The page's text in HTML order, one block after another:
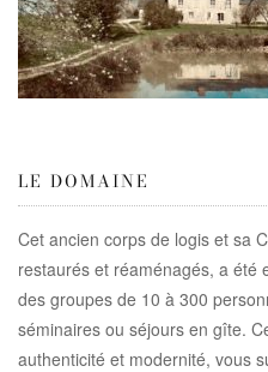
LE DOMAINE
Cet ancien corps de logis et sa
restaurés et réaménagés, a été
des groupes de 10 à 300
séminaires ou séjours en gîte.
authenticité et modernité, vous